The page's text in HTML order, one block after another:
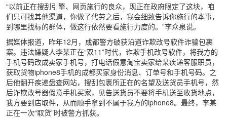
“以前正在搜刮引擎、网页施行的良众，现正在政府限定了这块，咱
们只可找其他渠道，你做了代劳之后，我会细致告诉你施行的本事，
到哪里找标的群体，做这行依然要看施行力度的。”李众泉说。
据媒体报道，昨年12月，成都警方破获沿道诈欺改号软件诈骗包裹
案。违法嫌疑人李某正在“双11”时代，诈欺手机改号软件，将我方的
手机号码改成卖家手机号，打电话假意淘宝卖家给某疾递客服职员，
获取货物iphone8手机的成都买家身份消息、订单号和手机号码。之
后他翻开疾递盘查网站，搜刮包裹所正在的名望及送货员手机号，然
后诈欺改号器假意手机买家，见告送货员不要将手机送至收货地点，
我方要到店取件，从而顺手拿到不属于我方的iphone8。最终，李某
正在一次“取货”时被警方抓获。